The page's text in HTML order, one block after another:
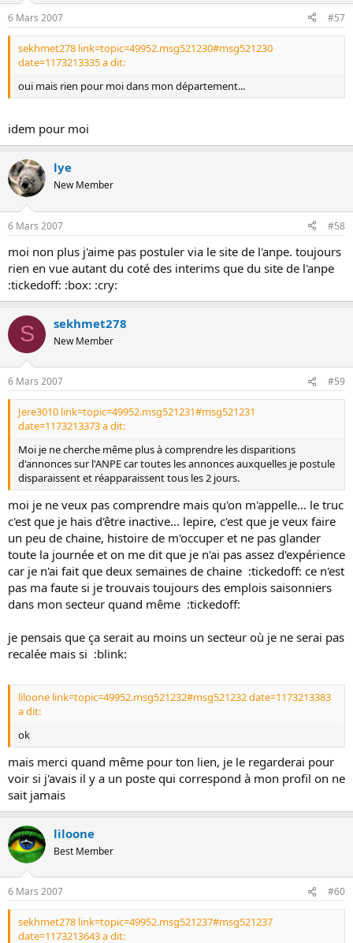
6 Mars 2007 #57
sekhmet278 link=topic=49952.msg521230#msg521230
date=1173213335 a dit:
oui mais rien pour moi dans mon département...
idem pour moi
lye
New Member
6 Mars 2007 #58
moi non plus j'aime pas postuler via le site de l'anpe. toujours
rien en vue autant du coté des interims que du site de l'anpe
:tickedoff: :box: :cry:
S sekhmet278
New Member
6 Mars 2007 #59
Jere3010 link=topic=49952.msg521231#msg521231
date=1173213373 a dit:
Moi je ne cherche même plus à comprendre les disparitions
d'annonces sur l'ANPE car toutes les annonces auxquelles je postule
disparaissent et réapparaissent tous les 2 jours.
moi je ne veux pas comprendre mais qu'on m'appelle... le truc
c'est que je hais d'être inactive... lepire, c'est que je veux faire
un peu de chaine, histoire de m'occuper et ne pas glander
toute la journée et on me dit que je n'ai pas assez d'expérience
car je n'ai fait que deux semaines de chaine :tickedoff: ce n'est
pas ma faute si je trouvais toujours des emplois saisonniers
dans mon secteur quand même :tickedoff:
je pensais que ça serait au moins un secteur où je ne serai pas
recalée mais si :blink:
liloone link=topic=49952.msg521232#msg521232 date=1173213383
a dit:
ok
mais merci quand même pour ton lien, je le regarderai pour
voir si j'avais il y a un poste qui correspond à mon profil on ne
sait jamais
liloone
Best Member
6 Mars 2007 #60
sekhmet278 link=topic=49952.msg521237#msg521237
date=1173213643 a dit: